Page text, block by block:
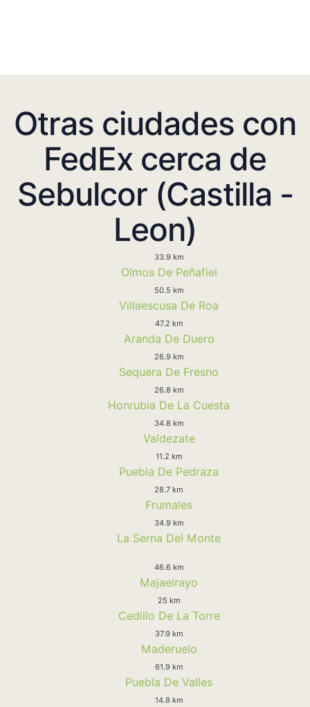
Otras ciudades con
FedEx cerca de
Sebulcor (Castilla -
Leon)
33.9 km
Olmos De Peñafiel
50.5 km
Villaescusa De Roa
47.2 km
Aranda De Duero
26.9 km
Sequera De Fresno
26.8 km
Honrubia De La Cuesta
34.8 km
Valdezate
11.2 km
Puebla De Pedraza
28.7 km
Frumales
34.9 km
La Serna Del Monte
46.6 km
Majaelrayo
25 km
Cedillo De La Torre
37.9 km
Maderuelo
61.9 km
Puebla De Valles
14.8 km